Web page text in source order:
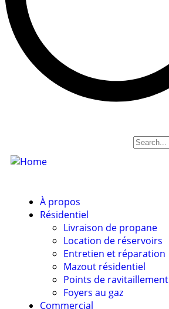
À propos
Résidentiel
Livraison de propane
Location de réservoirs
Entretien et réparation
Mazout résidentiel
Points de ravitaillement
Foyers au gaz
Commercial